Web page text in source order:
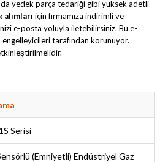
yedek parça tedariği gibi yüksek adetli
için firmamıza indirimli ve
e-posta yoluyla iletebilirsiniz. Bu e-
tarafından korunuyor.
Serisi
(Emniyetli) Endüstriyel Gaz